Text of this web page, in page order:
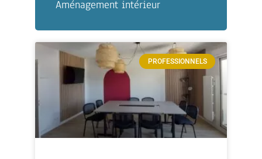
Aménagement intérieur
PROFESSIONNELS